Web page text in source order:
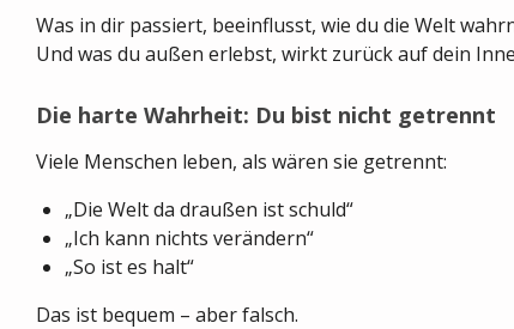
Was in dir passiert, beeinflusst, wie du die Welt
Und was du außen erlebst, wirkt zurück auf dein
Die harte Wahrheit: Du bist nicht getrennt
Viele Menschen leben, als wären sie getrennt:
„Die Welt da draußen ist schuld“
„Ich kann nichts verändern“
„So ist es halt“
Das ist bequem – aber falsch.